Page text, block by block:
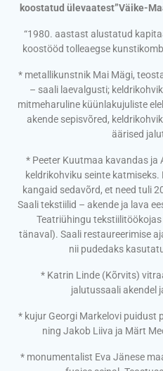
koostatud ülevaatest”Väike-
“1980. aastast alustatud
koostööd tolleaegse
* metallikunstnik Mai Mägi,
– saali laevalgusti;
mitmeharuline küünlakujuliste
akende sepisvõred,
äärised
* Peeter Kuutmaa kavandas ja
keldrikohviku seinte
kangaid sedavõrd, et need tuli
Saali tekstiilid – akende ja lava
Teatriühingu
tänaval). Saali restaureerimise
nii pudedaks
* Katrin Linde (Kõrvits)
jalutussaali akendel
* kujur Georgi Markelovi puidust
ning Jakob Liiva ja Märt
* monumentalist Eva Jänese